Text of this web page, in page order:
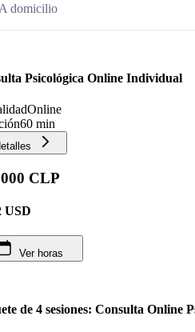
A domicilio
Psicológica Online Individual
Online
60 min
CLP
USD
Ver horas
de 4 sesiones: Consulta Online